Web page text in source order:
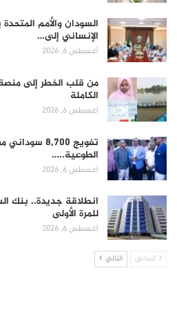
السودان والأمم
الإنساني إلى…
أغسطس 6, 2026
من قلب الخطر إلى
الكاملة
أغسطس 6, 2026
تفويج 8,700
الطوعية..…
أغسطس 6, 2026
انطلاقة جديدة.. بنك
للمرة الأولى
أغسطس 6, 2026
السابق التالي